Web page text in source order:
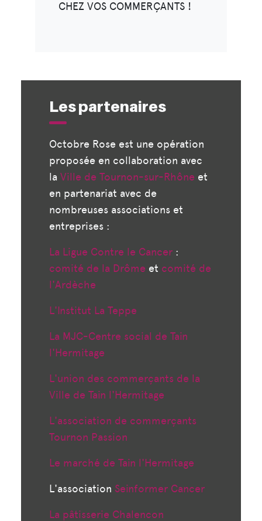
CHEZ VOS COMMERÇANTS !
Les partenaires
Octobre Rose est une opération
proposée en collaboration avec
la Ville de Tournon-sur-Rhône et
en partenariat avec de
nombreuses associations et
entreprises :
La Ligue Contre le Cancer :
comité de la Drôme et comité de
l'Ardèche
L'Institut La Teppe
La MJC-Centre social de Tain
l'Hermitage
L'union des commerçants de la
Ville de Tain l'Hermitage
L'association de commerçants
Tournon Passion
Le marché de Tain l'Hermitage
L'association Seinformer Cancer
La pâtisserie Chalencon